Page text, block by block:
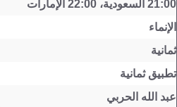
21:00 السعودية، 22:00 الإمارات
الإنماء
ثمانية
تطبيق ثمانية
عبد الله الحربي